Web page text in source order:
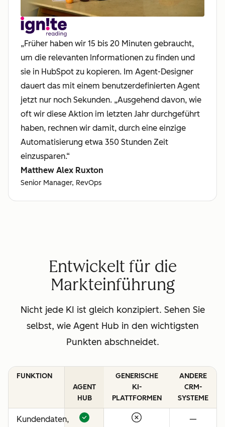
„Früher haben wir 15 bis 20 Minuten gebraucht,
um die relevanten Informationen zu finden und
sie in HubSpot zu kopieren. Im Agent-Designer
dauert das mit einem benutzerdefinierten Agent
jetzt nur noch Sekunden. „Ausgehend davon, wie
oft wir diese Aktion im letzten Jahr durchgeführt
haben, rechnen wir damit, durch eine einzige
Automatisierung etwa 350 Stunden Zeit
einzusparen.“
Matthew Alex Ruxton
Senior Manager, RevOps
Entwickelt für die
Markteinführung
Nicht jede KI ist gleich konzipiert. Sehen Sie
selbst, wie Agent Hub in den wichtigsten
Punkten abschneidet.
FUNKTION
AGENT
HUB
GENERISCHE
KI-
PLATTFORMEN
ANDERE
CRM-
SYSTEME
Kundendaten, —